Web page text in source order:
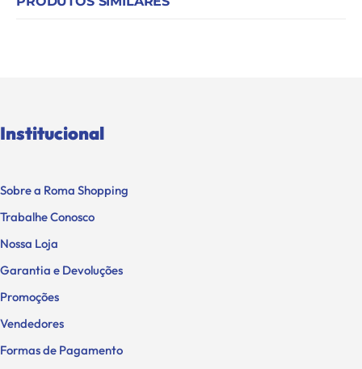
Institucional
Sobre a Roma Shopping
Trabalhe Conosco
Nossa Loja
Garantia e Devoluções
Promoções
Vendedores
Formas de Pagamento